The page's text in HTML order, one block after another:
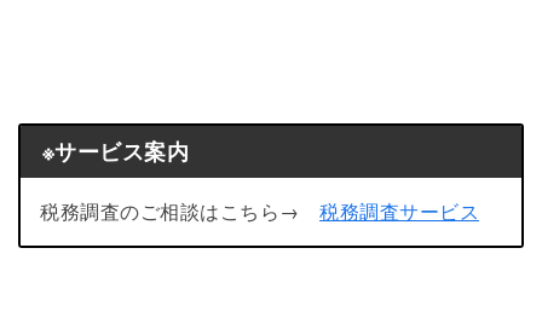
※サービス案内
税務調査のご相談はこちら→ 税務調査サービス